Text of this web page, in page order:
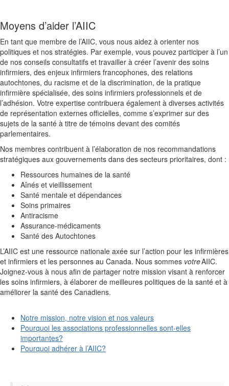
Moyens d’aider l’AIIC
En tant que membre de l’AIIC, vous nous aidez à orienter nos
politiques et nos stratégies. Par exemple, vous pouvez participer à l’un
de nos conseils consultatifs et travailler à créer l’avenir des soins
infirmiers, des enjeux infirmiers francophones, des relations
autochtones, du racisme et de la discrimination, de la pratique
infirmière spécialisée, des soins infirmiers professionnels et de
l’adhésion. Votre expertise contribuera également à diverses activités
de représentation externes officielles, comme s’exprimer sur des
sujets de la santé à titre de témoins devant des comités
parlementaires.
Nos membres contribuent à l’élaboration de nos recommandations
stratégiques aux gouvernements dans des secteurs prioritaires, dont :
Ressources humaines de la santé
Aînés et vieillissement
Santé mentale et dépendances
Soins primaires
Antiracisme
Assurance-médicaments
Santé des Autochtones
L’AIIC est une ressource nationale axée sur l’action pour les infirmières
et infirmiers et les personnes au Canada. Nous sommes votreAIIC.
Joignez-vous à nous afin de partager notre mission visant à renforcer
les soins infirmiers, à élaborer de meilleures politiques de la santé et à
améliorer la santé des Canadiens.
Notre mission, notre vision et nos valeurs
Pourquoi les associations professionnelles sont-elles
importantes?
Pourquoi adhérer à l’AIIC?